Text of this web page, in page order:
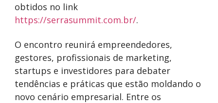
obtidos no link
https://serrasummit.com.br/.
O encontro reunirá empreendedores,
gestores, profissionais de marketing,
startups e investidores para debater
tendências e práticas que estão moldando o
novo cenário empresarial. Entre os